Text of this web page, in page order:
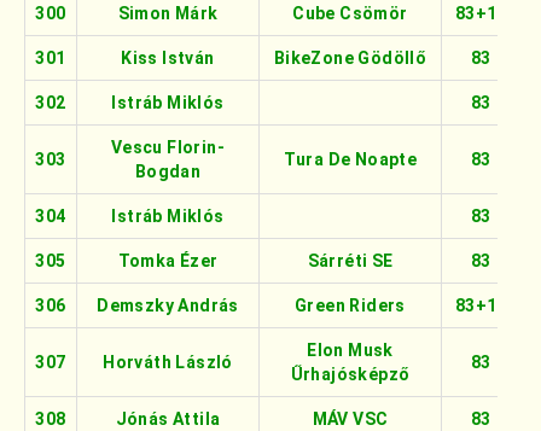
300 Simon Márk Cube Csömör 83+16
301 Kiss István BikeZone Gödöllő 83
302 Istráb Miklós 83
303
Vescu Florin-
Bogdan
Tura De Noapte 83
304 Istráb Miklós 83
305 Tomka Ézer Sárréti SE 83
306 Demszky András Green Riders 83+16
307 Horváth László
Elon Musk
Űrhajósképző
83
308 Jónás Attila MÁV VSC 83